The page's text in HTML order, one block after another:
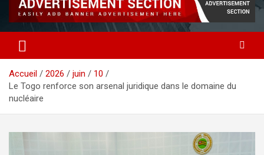
Accueil 2026 juin
10
Le Togo renforce son arsenal juridique dans le domaine du
nucléaire